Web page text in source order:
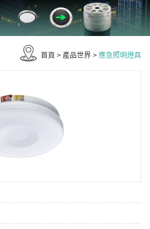
首頁 > 產品世界 > 應急照明燈具